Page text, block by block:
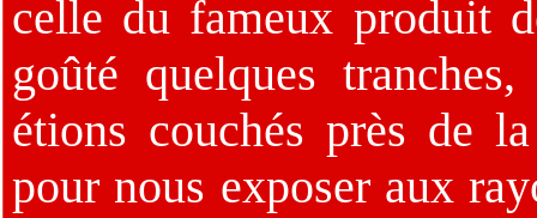
celle du fameux produit
goûté quelques
étions couchés près de
pour nous exposer aux